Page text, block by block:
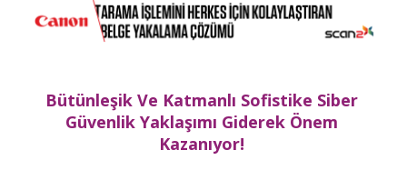
Bütünleşik Ve Katmanlı Sofistike Siber
Güvenlik Yaklaşımı Giderek Önem
Kazanıyor!